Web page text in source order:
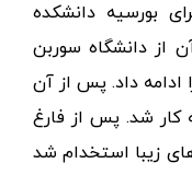
بورسیه دانشکده
از دانشگاه سوربن
ادامه داد. پس از آن
کار شد. پس از فارغ
زیبا استخدام شد